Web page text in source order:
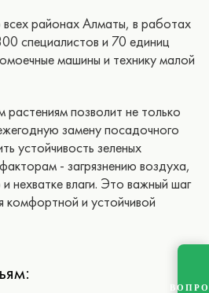
всех районах Алматы, в работах
специалистов и 70 единиц
машины и технику малой
позволит не только
замену посадочного
устойчивость зеленых
- загрязнению воздуха,
нехватке влаги. Это важный шаг
комфортной и устойчивой